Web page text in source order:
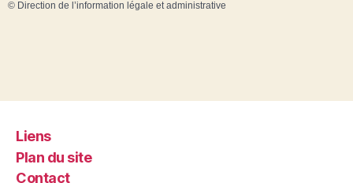
© Direction de l’information légale et administrative
Liens
Plan du site
Contact